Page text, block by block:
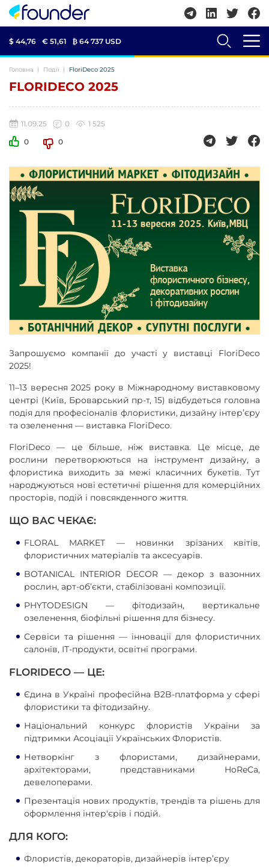
$ 44,76 € 51,61 ₿ 64 737 USD
Головна Події FloriDeco 2025
FLORIDECO 2025
11.09.25 0
1 525
0
0
Запрошуємо компанії до участі у виставці FloriDeco
2025!
11–13 вересня 2025 року в Міжнародному виставковому
центрі (Київ, Броварський пр-т, 15) відбудеться головна
подія для професіоналів флористики, дизайну інтер’єру
та озеленення — виставка FloriDeco.
FloriDeco — це більше, ніж виставка. Це місце, де
рослини перетворюються на інструмент дизайну, а
флористика виходить за межі класичних букетів. Тут
народжуються нові естетичні рішення для комерційних
просторів, подій і повсякденного життя.
ЩО ВАС ЧЕКАЄ:
FLORAL MARKET — новинки зрізаних квітів,
флористичних матеріалів та аксесуарів.
BOTANICAL INTERIOR DECOR — декор з вазонних
рослин, арт-об’єкти, стабілізовані композиції.
PHYTODESIGN — фітодизайн, вертикальне
озеленення, біофільні рішення для бізнесу.
Сервіси та рішення — інновації для флористичних
салонів, ІТ-продукти, освітні програми.
FLORIDECO — ЦЕ:
Єдина в Україні професійна B2B-платформа у сфері
флористики та фітодизайну.
Національний конкурс флористів України за
підтримки Асоціації Українських Флористів.
Нетворкінг з флористами, дизайнерами,
архітекторами, представниками HoReCa,
девелоперами.
Презентація нових продуктів, трендів та рішень для
оформлення інтер'єрів і подій.
ДЛЯ КОГО:
Флористів, декораторів, дизайнерів інтер’єру